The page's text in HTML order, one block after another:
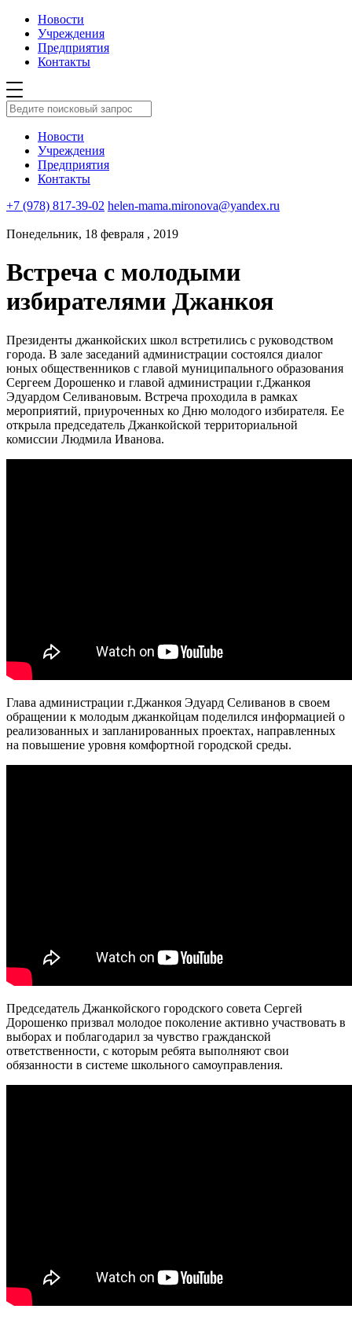
Новости
Учреждения
Предприятия
Контакты
Новости
Учреждения
Предприятия
Контакты
+7 (978) 817-39-02 helen-mama.mironova@yandex.ru
Понедельник, 18 февраля , 2019
Встреча с молодыми
избирателями Джанкоя
Президенты джанкойских школ встретились с руководством
города. В зале заседаний администрации состоялся диалог
юных общественников с главой муниципального образования
Сергеем Дорошенко и главой администрации г.Джанкоя
Эдуардом Селивановым. Встреча проходила в рамках
мероприятий, приуроченных ко Дню молодого избирателя. Ее
открыла председатель Джанкойской территориальной
комиссии Людмила Иванова.
Глава администрации г.Джанкоя Эдуард Селиванов в своем
обращении к молодым джанкойцам поделился информацией о
реализованных и запланированных проектах, направленных
на повышение уровня комфортной городской среды.
Председатель Джанкойского городского совета Сергей
Дорошенко призвал молодое поколение активно участвовать в
выборах и поблагодарил за чувство гражданской
ответственности, с которым ребята выполняют свои
обязанности в системе школьного самоуправления.